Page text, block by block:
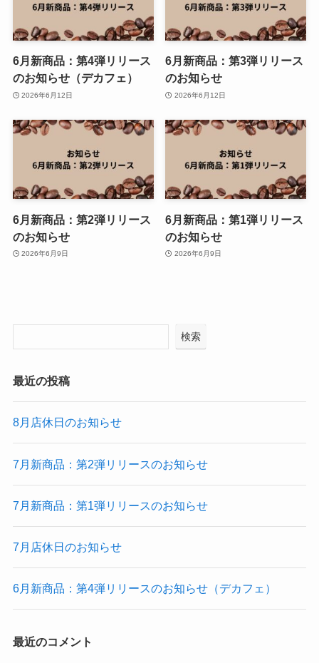
6月新商品：第4弾リリース
のお知らせ（デカフェ）
2026年6月12日
6月新商品：第3弾リリース
のお知らせ
2026年6月12日
6月新商品：第2弾リリース
のお知らせ
2026年6月9日
6月新商品：第1弾リリース
のお知らせ
2026年6月9日
検索
最近の投稿
8月店休日のお知らせ
7月新商品：第2弾リリースのお知らせ
7月新商品：第1弾リリースのお知らせ
7月店休日のお知らせ
6月新商品：第4弾リリースのお知らせ（デカフェ）
最近のコメント